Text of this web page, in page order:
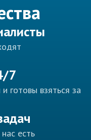
7
готовы взяться за
есть